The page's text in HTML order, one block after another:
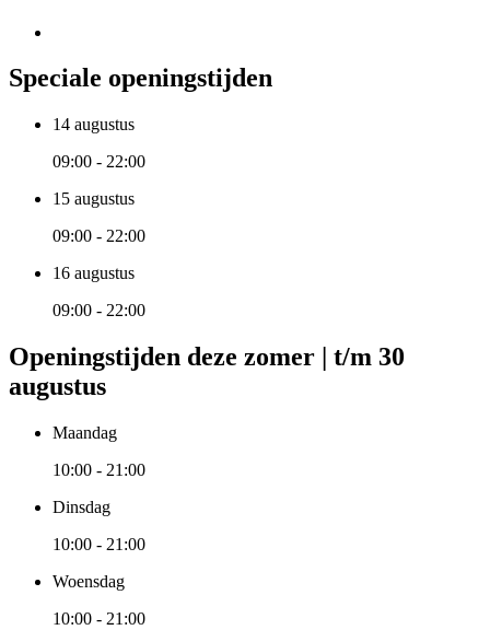
Speciale openingstijden
14 augustus
09:00 - 22:00
15 augustus
09:00 - 22:00
16 augustus
09:00 - 22:00
Openingstijden deze zomer | t/m 30
augustus
Maandag
10:00 - 21:00
Dinsdag
10:00 - 21:00
Woensdag
10:00 - 21:00